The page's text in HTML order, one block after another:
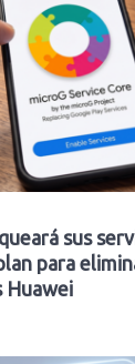
sus
para
Huawei